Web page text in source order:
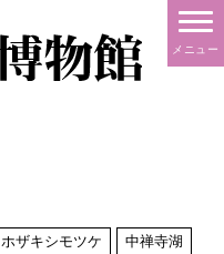
メニュー
ホザキシモツケ 中禅寺湖